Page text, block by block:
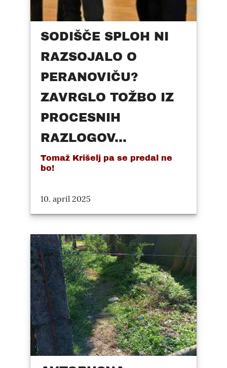
SODIŠČE SPLOH NI
RAZSOJALO O
PERANOVIČU?
ZAVRGLO TOŽBO IZ
PROCESNIH
RAZLOGOV...
Tomaž Krišelj pa se predal ne
bo!
10. april 2025